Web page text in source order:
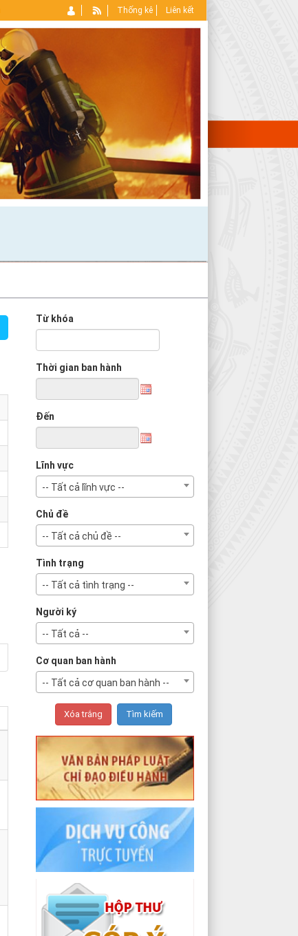
Thống kê Liên kết
Từ khóa
Thời gian ban hành
Đến
Lĩnh vực
-- Tất cả lĩnh vực --
Chủ đề
-- Tất cả chủ đề --
Tình trạng
-- Tất cả tình trạng --
Người ký
-- Tất cả --
Cơ quan ban hành
-- Tất cả cơ quan ban hành --